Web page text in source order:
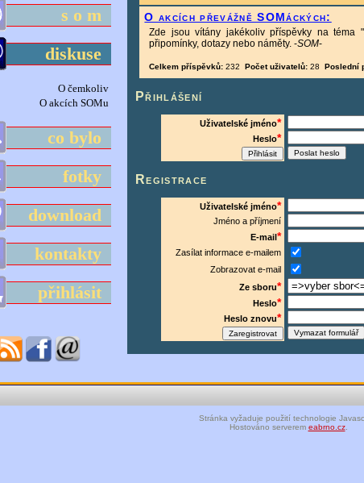
s o m
diskuse
O čemkoliv
O akcích SOMu
co bylo
fotky
download
kontakty
přihlásit
O akcích převážně SOMáckých:
Zde jsou vítány jakékoliv příspěvky na téma
připomínky, dotazy nebo náměty. -SOM-
Celkem příspěvků: 232 Počet uživatelů: 28 Poslední
Přihlášení
Uživatelské jméno*
Heslo*
Registrace
Uživatelské jméno*
Jméno a příjmení
E-mail*
Zasílat informace e-mailem
Zobrazovat e-mail
Ze sboru*
Heslo*
Heslo znovu*
Stránka vyžaduje použití technologie
Hostováno serverem eabrno.cz.